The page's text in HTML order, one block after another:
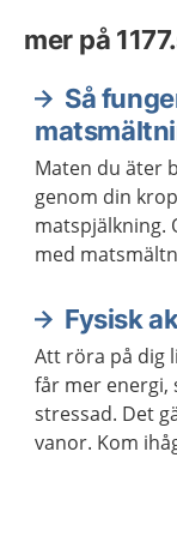
mer på
Så
Maten du äter
genom din
matspjälkning.
med
matenFysisk
Att röra på dig
får mer energi,
stressad. Det
vanor. Kom